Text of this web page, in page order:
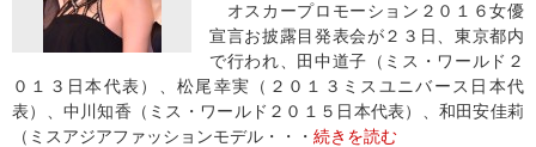
オスカープロモーション２０１６女優
宣言お披露目発表会が２３日、東京都内
で行われ、田中道子（ミス・ワールド２
０１３日本代表）、松尾幸実（２０１３ミスユニバース日本代
表）、中川知香（ミス・ワールド２０１５日本代表）、和田安佳莉
（ミスアジアファッションモデル・・・ 続きを読む